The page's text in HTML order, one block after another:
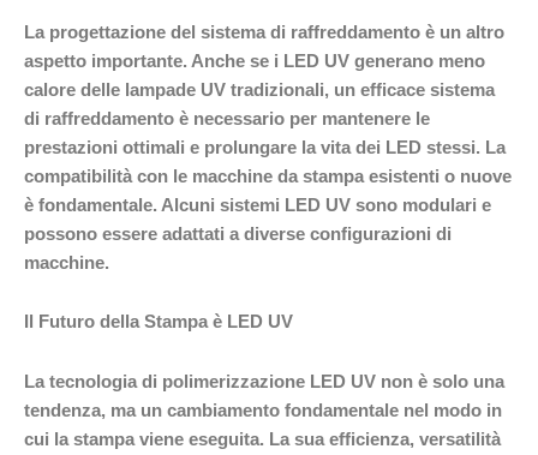
La progettazione del sistema di raffreddamento è un altro
aspetto importante. Anche se i LED UV generano meno
calore delle lampade UV tradizionali, un efficace sistema
di raffreddamento è necessario per mantenere le
prestazioni ottimali e prolungare la vita dei LED stessi. La
compatibilità con le macchine da stampa esistenti o nuove
è fondamentale. Alcuni sistemi LED UV sono modulari e
possono essere adattati a diverse configurazioni di
macchine.
Il Futuro della Stampa è LED UV
La tecnologia di polimerizzazione LED UV non è solo una
tendenza, ma un cambiamento fondamentale nel modo in
cui la stampa viene eseguita. La sua efficienza, versatilità